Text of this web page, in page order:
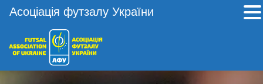
Асоціація футзалу України